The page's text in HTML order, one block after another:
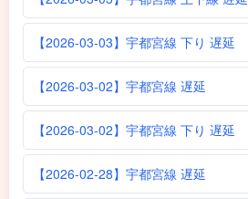
【2026-03-03】宇都宮線 下り 遅延
【2026-03-02】宇都宮線 遅延
【2026-03-02】宇都宮線 下り 遅延
【2026-02-28】宇都宮線 遅延